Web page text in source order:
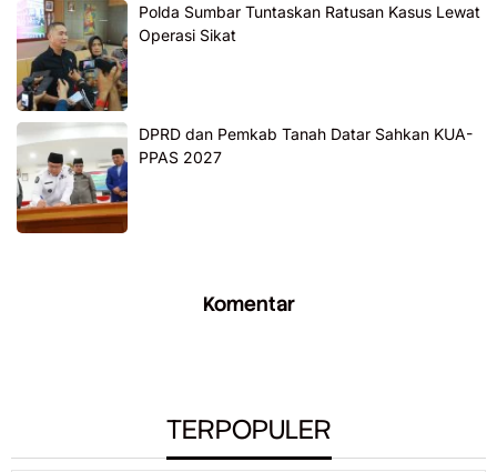
Polda Sumbar Tuntaskan Ratusan Kasus Lewat
Operasi Sikat
DPRD dan Pemkab Tanah Datar Sahkan KUA-
PPAS 2027
Komentar
TERPOPULER